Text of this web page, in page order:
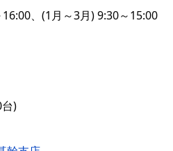
、(1月～3月) 9:30～15:00
)